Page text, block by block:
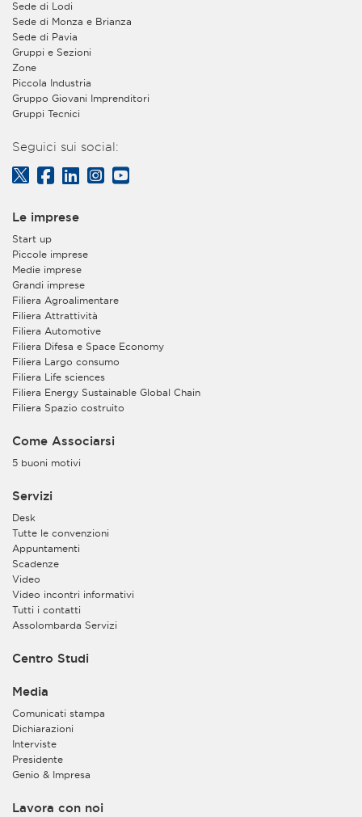
Sede di Lodi
Sede di Monza e Brianza
Sede di Pavia
Gruppi e Sezioni
Zone
Piccola Industria
Gruppo Giovani Imprenditori
Gruppi Tecnici
Seguici sui social:
Le imprese
Start up
Piccole imprese
Medie imprese
Grandi imprese
Filiera Agroalimentare
Filiera Attrattività
Filiera Automotive
Filiera Difesa e Space Economy
Filiera Largo consumo
Filiera Life sciences
Filiera Energy Sustainable Global Chain
Filiera Spazio costruito
Come Associarsi
5 buoni motivi
Servizi
Desk
Tutte le convenzioni
Appuntamenti
Scadenze
Video
Video incontri informativi
Tutti i contatti
Assolombarda Servizi
Centro Studi
Media
Comunicati stampa
Dichiarazioni
Interviste
Presidente
Genio & Impresa
Lavora con noi